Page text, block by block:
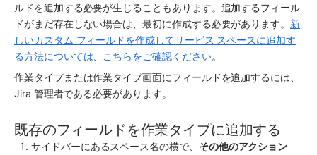
ルドを追加する必要が生じることもあります。追加するフィール
ドがまだ存在しない場合は、最初に作成する必要があります。 新
しいカスタム フィールドを作成してサービス スペースに追加す
る方法については、こちらをご確認ください。
作業タイプまたは作業タイプ画面にフィールドを追加するには、
Jira 管理者である必要があります。
既存のフィールドを作業タイプに追加する
サイドバーにあるスペース名の横で、 その他のアクション